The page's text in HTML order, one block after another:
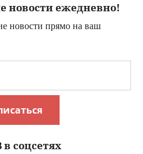
новости ежедневно!
новости прямо на ваш
в соцсетях